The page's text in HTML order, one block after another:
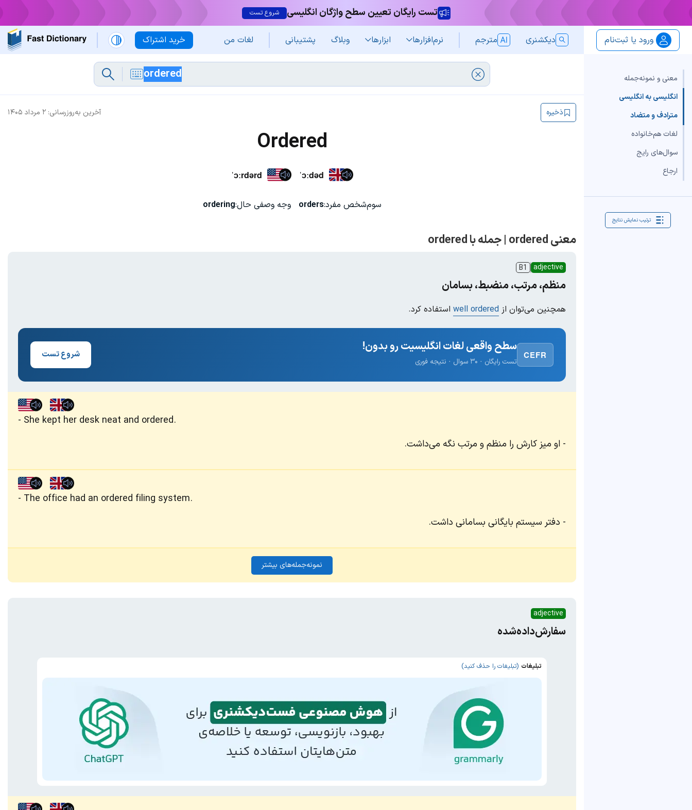
تست رایگان تعیین سطح واژگان انگلیسی شروع تست
خرید اشتراک ورود یا ثبت‌نام دیکشنری مترجم نرم‌افزار‌ها ابزارها وبلاگ پشتیبانی لغات من
معنی و نمونه‌جمله
انگلیسی به انگلیسی
مترادف و متضاد
لغات هم‌خانواده
سوال‌های رایج
ارجاع
ترتیب نمایش نتایج
آخرین به‌روزرسانی: ۲ مرداد ۱۴۰۵ ذخیره
Ordered
ˈɔːrdərd ˈɔːdəd
سوم‌شخص مفرد:orders وجه وصفی حال:ordering
معنی ordered | جمله با ordered
adjective
B1
منظم، مرتب، منضبط، بسامان
همچنین می‌توان از well ordered استفاده کرد.
CEFR
سطح واقعی لغات انگلیسیت رو بدون!
تست رایگان · ۳۰ سوال · نتیجه فوری
شروع تست
She kept her desk neat and ordered.
او میز کارش را منظم و مرتب نگه می‌داشت.
The office had an ordered filing system.
دفتر سیستم بایگانی بسامانی داشت.
نمونه‌جمله‌های بیشتر
adjective
سفارش‌داده‌شده
تبلیغات (تبلیغات را حذف کنید)